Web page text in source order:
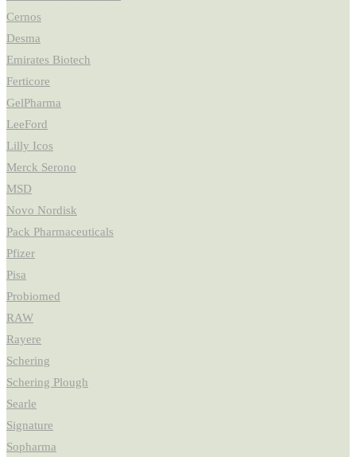
Cernos
Desma
Emirates Biotech
Ferticore
GelPharma
LeeFord
Lilly Icos
Merck Serono
MSD
Novo Nordisk
Pack Pharmaceuticals
Pfizer
Pisa
Probiomed
RAW
Rayere
Schering
Schering Plough
Searle
Signature
Sopharma